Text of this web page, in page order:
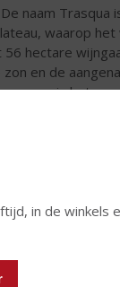
in de winkels
naam Trasqua
waarop het
hectare
en de
zee in het